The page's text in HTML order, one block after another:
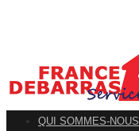
QUI SOMMES-NOUS